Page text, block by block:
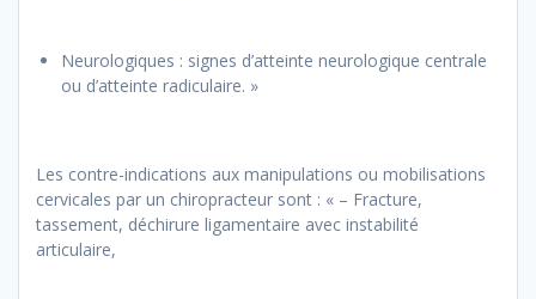
Neurologiques : signes d’atteinte neurologique centrale
ou d’atteinte radiculaire. »
Les contre-indications aux manipulations ou mobilisations
cervicales par un chiropracteur sont : « – Fracture,
tassement, déchirure ligamentaire avec instabilité
articulaire,